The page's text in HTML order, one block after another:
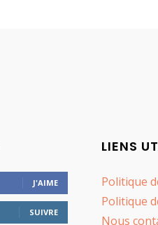
J'AIME
SUIVRE
LIENS
Politique
Politique
Nous